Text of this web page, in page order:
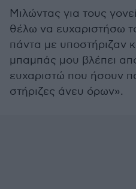
Μιλώντας για τους
θέλω να ευχαριστήσω
πάντα με υποστήριζαν
μπαμπάς μου βλέπει
ευχαριστώ που ήσουν
στήριζες άνευ όρων».